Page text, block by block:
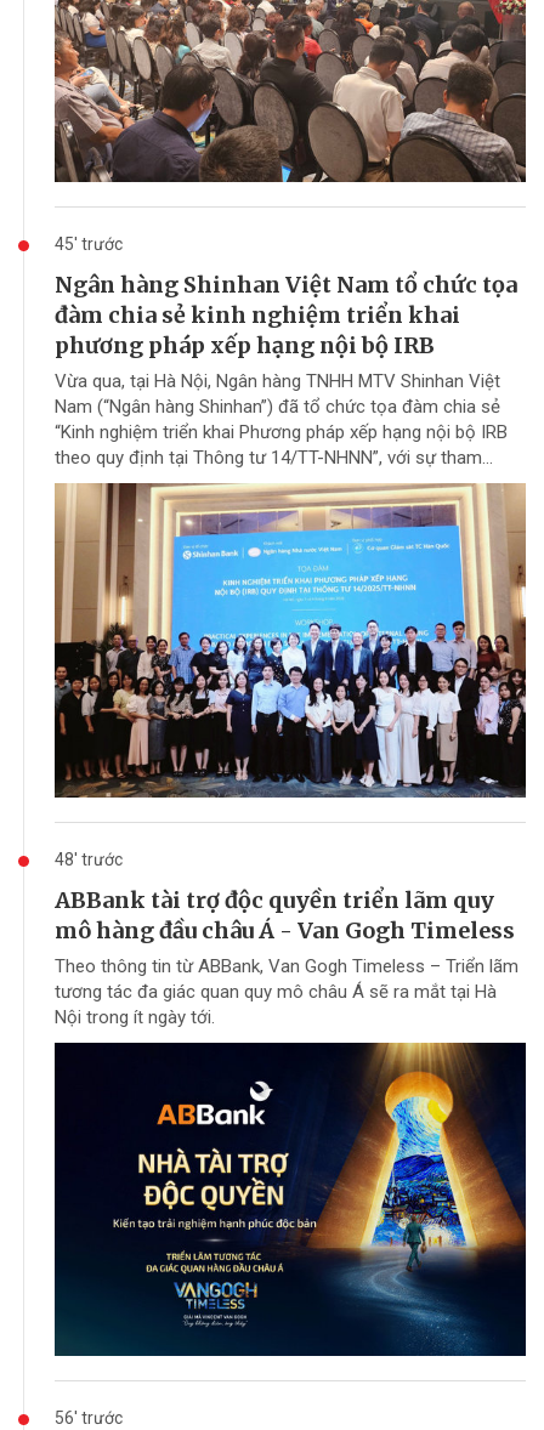
45' trước
Ngân hàng Shinhan Việt Nam tổ chức tọa
đàm chia sẻ kinh nghiệm triển khai
phương pháp xếp hạng nội bộ IRB
Vừa qua, tại Hà Nội, Ngân hàng TNHH MTV Shinhan Việt
Nam (“Ngân hàng Shinhan”) đã tổ chức tọa đàm chia sẻ
“Kinh nghiệm triển khai Phương pháp xếp hạng nội bộ IRB
theo quy định tại Thông tư 14/TT-NHNN”, với sự tham...
48' trước
ABBank tài trợ độc quyền triển lãm quy
mô hàng đầu châu Á - Van Gogh Timeless
Theo thông tin từ ABBank, Van Gogh Timeless – Triển lãm
tương tác đa giác quan quy mô châu Á sẽ ra mắt tại Hà
Nội trong ít ngày tới.
56' trước